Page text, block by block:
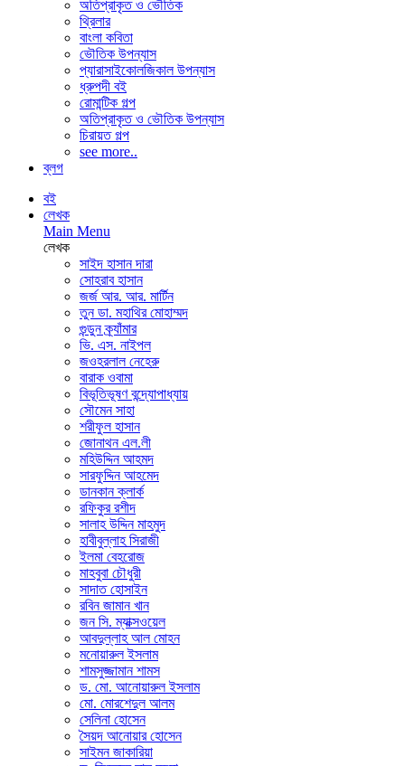
অতিপ্রাকৃত ও ভৌতিক
থ্রিলার
বাংলা কবিতা
ভৌতিক উপন্যাস
প্যারাসাইকোলজিকাল উপন্যাস
ধ্রুপদী বই
রোমান্টিক গল্প
অতিপ্রাকৃত ও ভৌতিক উপন্যাস
চিরায়ত গল্প
see more..
ব্লগ
বই
লেখক
Main Menu
লেখক
সাইদ হাসান দারা
সোহরাব হাসান
জর্জ আর. আর. মার্টিন
তুন ডা. মহাথির মোহাম্মদ
গুন্ডুন ক্র্যাঁমার
ভি. এস. নাইপল
জওহরলাল নেহেরু
বারাক ওবামা
বিভূতিভূষণ বন্দ্যোপাধ্যায়
সৌমেন সাহা
শরীফুল হাসান
জোনাথন এল.লী
মহিউদ্দিন আহমদ
সারফুদ্দিন আহমেদ
ডানকান ক্লার্ক
রফিকুর রশীদ
সালাহ উদ্দিন মাহমুদ
হাবীবুল্লাহ সিরাজী
ইলমা বেহরোজ
মাহবুবা চৌধুরী
সাদাত হোসাইন
রবিন জামান খান
জন সি. ম্যাক্সওয়েল
আবদুল্লাহ আল মোহন
মনোয়ারুল ইসলাম
শামসুজ্জামান শামস
ড. মো. আনোয়ারুল ইসলাম
মো. মোরশেদুল আলম
সেলিনা হোসেন
সৈয়দ আনোয়ার হোসেন
সাইমন জাকারিয়া